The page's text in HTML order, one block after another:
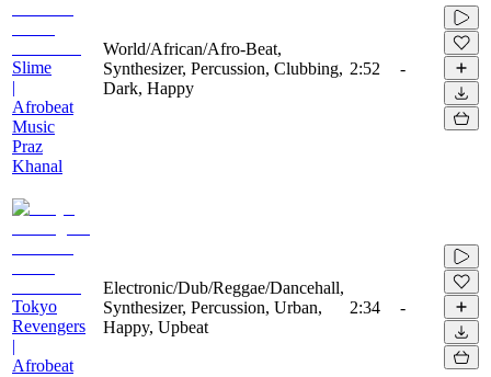
Slime
|
Afrobeat
Music
Praz
Khanal
World/African/Afro-Beat,
Synthesizer, Percussion, Clubbing,
Dark, Happy
2:52 -
Tokyo
Revengers
|
Afrobeat
Electronic/Dub/Reggae/Dancehall,
Synthesizer, Percussion, Urban,
Happy, Upbeat
2:34 -